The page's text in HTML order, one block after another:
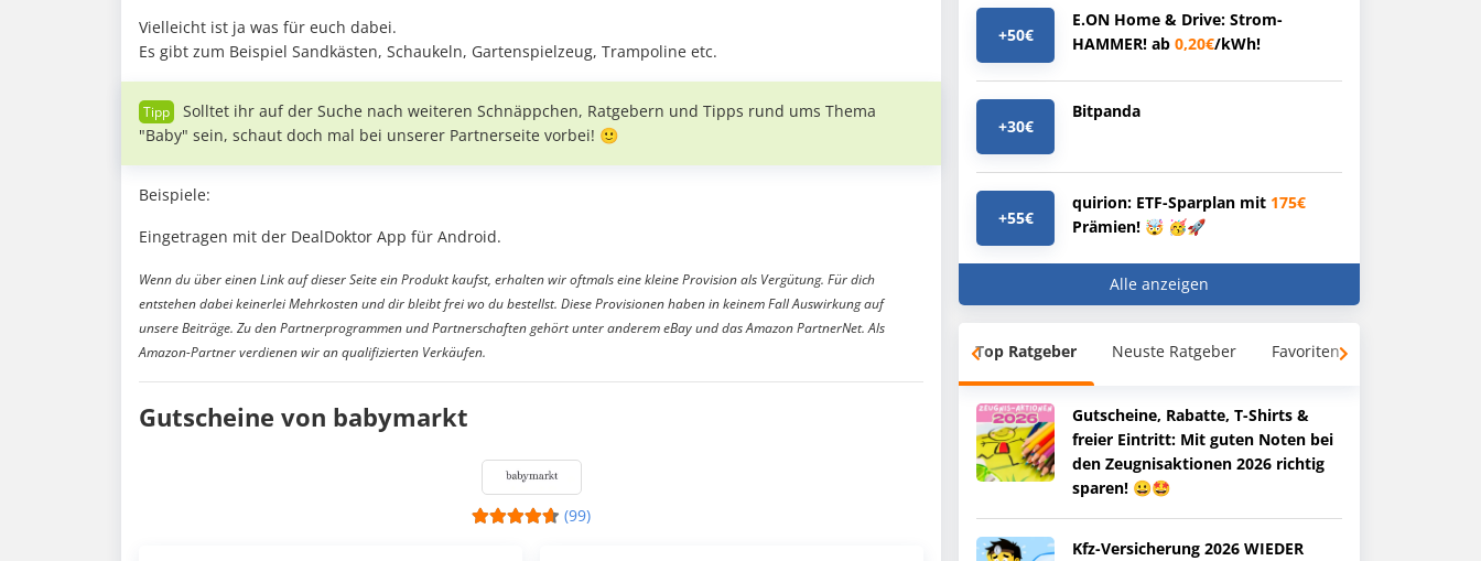
Vielleicht ist ja was für euch dabei.
Es gibt zum Beispiel Sandkästen, Schaukeln, Gartenspielzeug, Trampoline etc.
Solltet ihr auf der Suche nach weiteren Schnäppchen, Ratgebern und Tipps rund ums Thema
"Baby" sein, schaut doch mal bei unserer Partnerseite vorbei! 🙂
Beispiele:
Eingetragen mit der DealDoktor App für Android.
Wenn du über einen Link auf dieser Seite ein Produkt kaufst, erhalten wir oftmals eine kleine Provision als Vergütung. Für dich
entstehen dabei keinerlei Mehrkosten und dir bleibt frei wo du bestellst. Diese Provisionen haben in keinem Fall Auswirkung auf
unsere Beiträge. Zu den Partnerprogrammen und Partnerschaften gehört unter anderem eBay und das Amazon PartnerNet. Als
Amazon-Partner verdienen wir an qualifizierten Verkäufen.
Gutscheine von babymarkt
(99)
+50€
E.ON Home & Drive: Strom-
HAMMER! ab 0,20€/kWh!
+30€
Bitpanda
+55€
quirion: ETF-Sparplan mit 175€
Prämien! 🤯 🥳🚀
Alle anzeigen
Top Ratgeber Neuste Ratgeber Favoriten
Gutscheine, Rabatte, T-Shirts &
freier Eintritt: Mit guten Noten bei
den Zeugnisaktionen 2026 richtig
sparen! 😀🤩
Kfz-Versicherung 2026 WIEDER